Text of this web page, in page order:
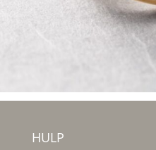
HULP